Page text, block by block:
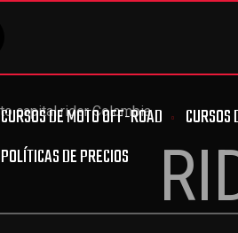
CURSOS DE MOTO OFF-ROAD CURSOS
POLÍTICAS DE PRECIOS